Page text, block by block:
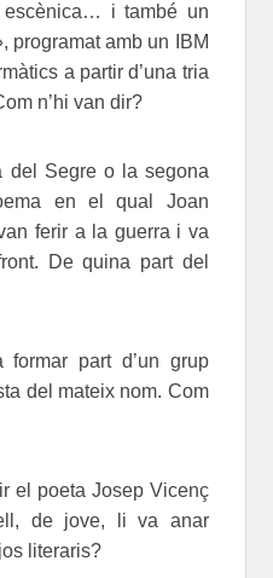
escènica… i també un
programat amb un IBM
a partir d’una tria
n’hi van dir?
del Segre o la segona
en el qual Joan
ferir a la guerra i va
De quina part del
formar part d’un grup
del mateix nom. Com
el poeta Josep Vicenç
de jove, li va anar
literaris?